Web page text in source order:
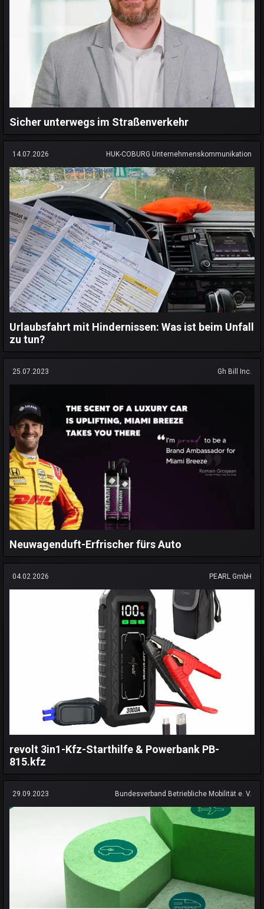
Sicher unterwegs im Straßenverkehr
14.07.2026 HUK-COBURG Unternehmenskommunikation
Urlaubsfahrt mit Hindernissen: Was ist beim Unfall
zu tun?
25.07.2023 Gh Bill Inc.
Neuwagenduft-Erfrischer fürs Auto
04.02.2026 PEARL GmbH
revolt 3in1-Kfz-Starthilfe & Powerbank PB-
815.kfz
29.09.2023 Bundesverband Betriebliche Mobilität e. V.